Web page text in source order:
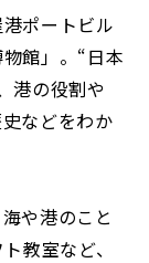
ポートビル
館」。“日本
港の役割や
などをわか
や港のこと
教室など、